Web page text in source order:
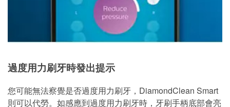
過度用力刷牙時發出提示
您可能無法察覺是否過度用力刷牙，DiamondClean Smart
則可以代勞。如感應到過度用力刷牙時，牙刷手柄底部會亮